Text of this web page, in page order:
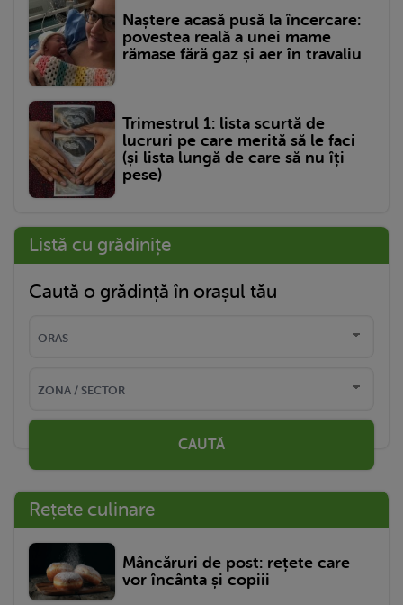
Naștere acasă pusă la încercare:
povestea reală a unei mame
rămase fără gaz și aer în travaliu
Trimestrul 1: lista scurtă de
lucruri pe care merită să le faci
(și lista lungă de care să nu îți
pese)
Listă cu grădinițe
Caută o grădință în orașul tău
CAUTĂ
Rețete culinare
Mâncăruri de post: rețete care
vor încânta și copiii